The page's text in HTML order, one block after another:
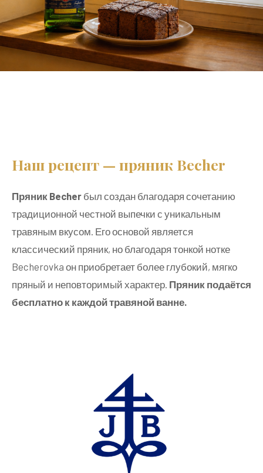
Наш рецепт — пряник Becher
Пряник Becher был создан благодаря сочетанию
традиционной честной выпечки с уникальным
травяным вкусом. Его основой является
классический пряник, но благодаря тонкой нотке
Becherovka он приобретает более глубокий, мягко
пряный и неповторимый характер. Пряник подаётся
бесплатно к каждой травяной ванне.